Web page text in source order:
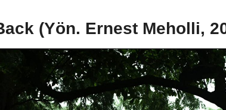
(Yön. Ernest Meholli,